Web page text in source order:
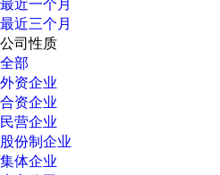
最近一个月
最近三个月
公司性质
全部
外资企业
合资企业
民营企业
股份制企业
集体企业